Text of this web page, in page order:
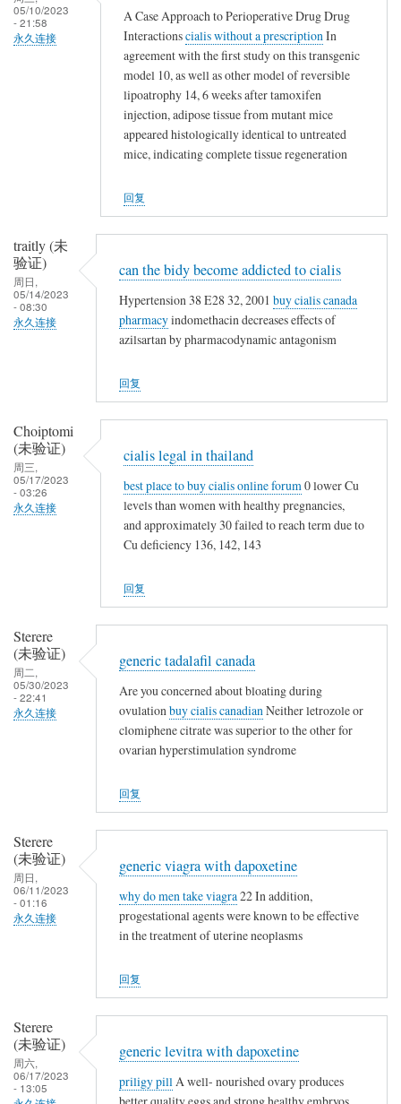
a
t
i
05/10/2023
- 21:58
永久连接
A Case Approach to Perioperative Drug Drug
Interactionscialis without a prescription In
agreement with the first study on this transgenic
model 10, as well as other model of reversible
lipoatrophy 14, 6 weeks after tamoxifen
injection, adipose tissue from mutant mice
appeared histologically identical to untreated
mice, indicating complete tissue regeneration
回复
traitly (未
验证)
周日,
05/14/2023
- 08:30
永久连接
can the bidy become addicted to cialis
Hypertension 38 E28 32, 2001 buy cialis canada
pharmacyindomethacin decreases effects of
azilsartan by pharmacodynamic antagonism
回复
Choiptomi
(未验证)
周三,
05/17/2023
- 03:26
永久连接
cialis legal in thailand
best place to buy cialis online forum 0 lower Cu
levels than women with healthy pregnancies,
and approximately 30 failed to reach term due to
Cu deficiency 136, 142, 143
回复
Sterere
(未验证)
周二,
05/30/2023
- 22:41
永久连接
generic tadalafil canada
Are you concerned about bloating during
ovulation buy cialis canadian Neither letrozole or
clomiphene citrate was superior to the other for
ovarian hyperstimulation syndrome
回复
Sterere
(未验证)
周日,
06/11/2023
- 01:16
永久连接
generic viagra with dapoxetine
why do men take viagra22 In addition,
progestational agents were known to be effective
in the treatment of uterine neoplasms
回复
Sterere
(未验证)
周六,
06/17/2023
- 13:05
generic levitra with dapoxetine
priligy pill A well- nourished ovary produces
better quality eggs and strong healthy embryos